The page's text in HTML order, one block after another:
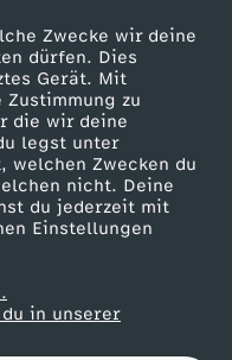
Zwecke wir deine
dürfen. Dies
Gerät. Mit
zu
die wir deine
legst unter
Zwecken du
nicht. Deine
du jederzeit mit
Einstellungen
in unserer